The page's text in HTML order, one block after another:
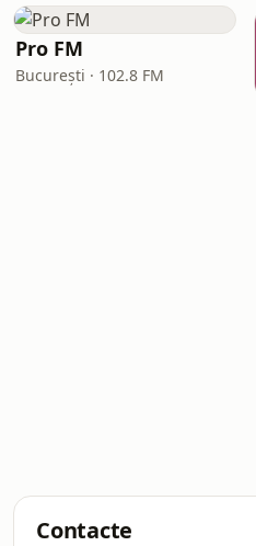
Pro FM
București · 102.8 FM
Contacte